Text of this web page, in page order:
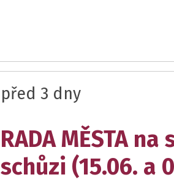
před 3 dny
RADA MĚSTA na
schůzi (15.06. a